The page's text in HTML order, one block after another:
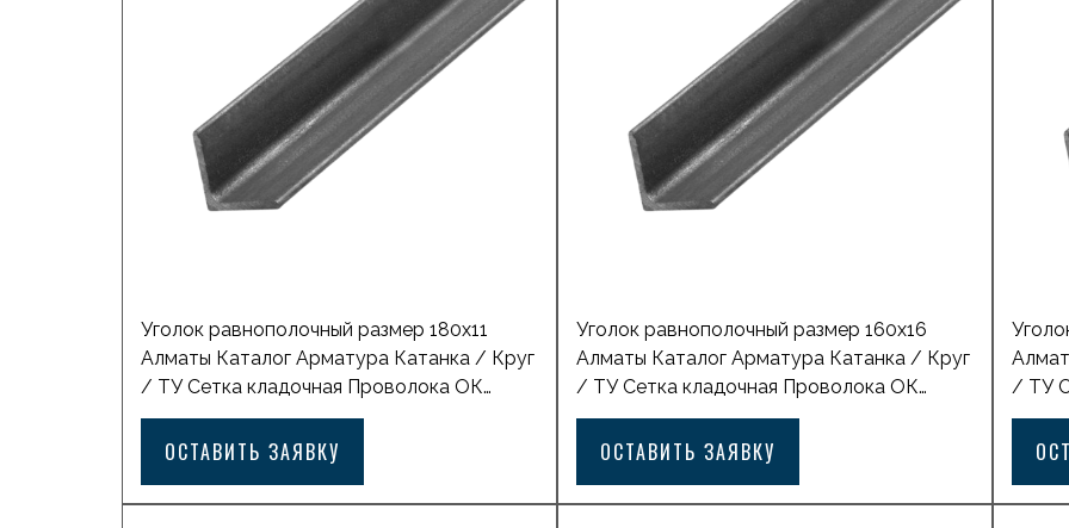
Уголок равнополочный размер 180х11
Алматы Каталог Арматура Катанка / Круг
/ ТУ Сетка кладочная Проволока ОК
оцинкованная Лист горячекатаный с
рифлением Лист горячекатаный
стальная двутавровая Лист просечно-
ОСТАВИТЬ ЗАЯВКУ
Уголок равнополочный размер 160х16
Алматы Каталог Арматура Катанка / Круг
/ ТУ Сетка кладочная Проволока ОК
оцинкованная Лист горячекатаный с
рифлением Лист горячекатаный
стальная двутавровая Лист просечно-
ОСТАВИТЬ ЗАЯВКУ
/ ТУ